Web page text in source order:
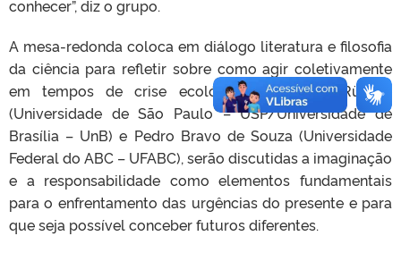
conhecer”, diz o grupo.
A mesa-redonda coloca em diálogo literatura e filosofia
da ciência para refletir sobre como agir coletivamente
em tempos de crise ecológica. Com Ana Rüsche
(Universidade de São Paulo – USP/Universidade de
Brasília – UnB) e Pedro Bravo de Souza (Universidade
Federal do ABC – UFABC), serão discutidas a imaginação
e a responsabilidade como elementos fundamentais
para o enfrentamento das urgências do presente e para
que seja possível conceber futuros diferentes.